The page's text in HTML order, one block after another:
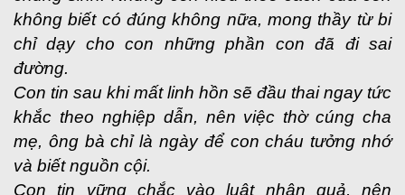
không biết có đúng không nữa, mong thầy từ bi
chỉ dạy cho con những phần con đã đi sai
đường.
Con tin sau khi mất linh hồn sẽ đầu thai ngay tức
khắc theo nghiệp dẫn, nên việc thờ cúng cha
mẹ, ông bà chỉ là ngày để con cháu tưởng nhớ
và biết nguồn cội.
Con tin vững chắc vào luật nhân quả, nên